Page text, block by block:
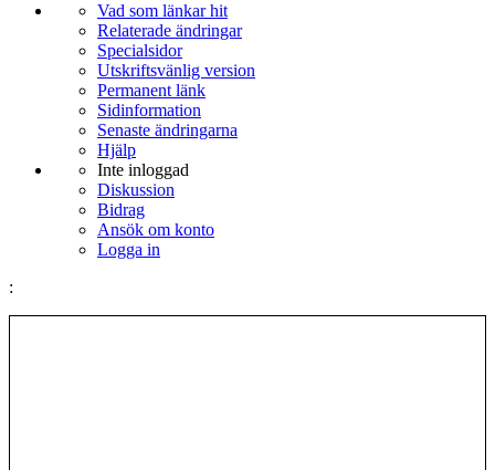
Vad som länkar hit
Relaterade ändringar
Specialsidor
Utskriftsvänlig version
Permanent länk
Sidinformation
Senaste ändringarna
Hjälp
Inte inloggad
Diskussion
Bidrag
Ansök om konto
Logga in
: